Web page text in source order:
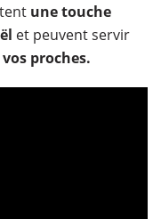
une touche
et peuvent servir
proches.